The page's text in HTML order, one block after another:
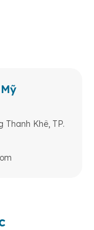
Thanh Khê, TP.